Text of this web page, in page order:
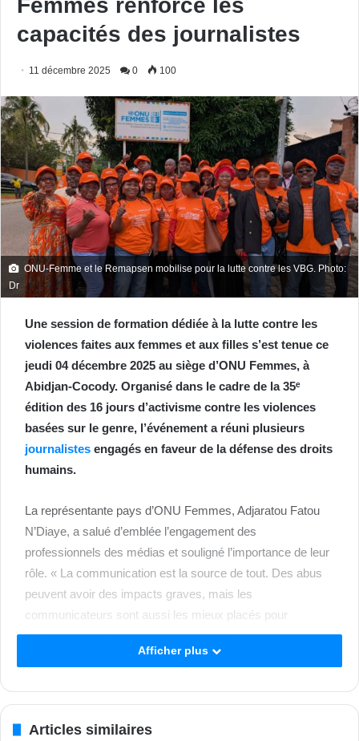
Femmes renforce les
capacités des journalistes
11 décembre 2025 0 100
ONU-Femme et le Remapsen mobilise pour la lutte contre les VBG. Photo:
Dr
Une session de formation dédiée à la lutte contre les
violences faites aux femmes et aux filles s’est tenue ce
jeudi 04 décembre 2025 au siège d’ONU Femmes, à
Abidjan-Cocody. Organisé dans le cadre de la 35ᵉ
édition des 16 jours d’activisme contre les violences
basées sur le genre, l’événement a réuni plusieurs
journalistes engagés en faveur de la défense des droits
humains.
La représentante pays d’ONU Femmes, Adjaratou Fatou
N’Diaye, a salué d’emblée l’engagement des
professionnels des médias et souligné l’importance de leur
rôle. « La communication est la source de tout. Des abus
peuvent avoir des impacts graves, mais les
communicateurs sont aussi les mieux placés pour
redresser le tir. Il est essentiel qu’ils maîtrisent les
terminologies et sachent orienter les débats », a-t-elle
Afficher plus
Articles similaires